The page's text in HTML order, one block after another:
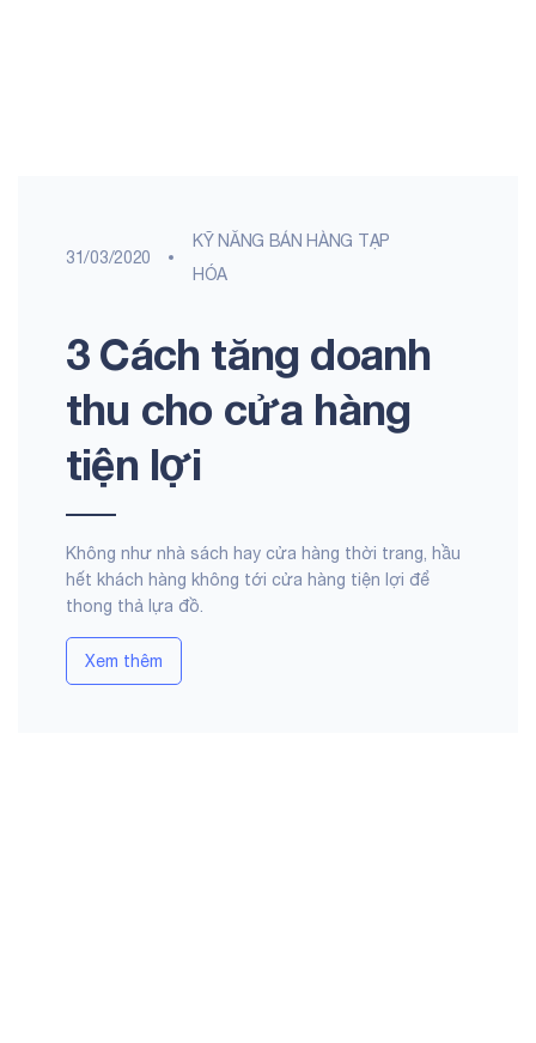
31/03/2020
KỸ NĂNG BÁN HÀNG TẠP
HÓA
3 Cách tăng doanh
thu cho cửa hàng
tiện lợi
Không như nhà sách hay cửa hàng thời trang, hầu
hết khách hàng không tới cửa hàng tiện lợi để
thong thả lựa đồ.
Xem thêm